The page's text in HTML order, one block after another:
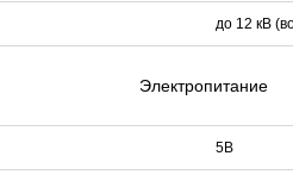
до 12 кВ
Электропитание
5В